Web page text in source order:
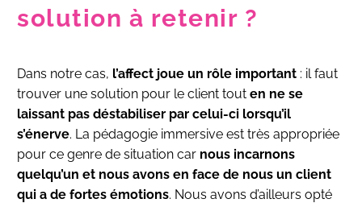
solution à retenir ?
Dans notre cas, l’affect joue un rôle important : il faut
trouver une solution pour le client tout en ne se
laissant pas déstabiliser par celui-ci lorsqu’il
s’énerve. La pédagogie immersive est très appropriée
pour ce genre de situation car nous incarnons
quelqu’un et nous avons en face de nous un client
qui a de fortes émotions. Nous avons d’ailleurs opté